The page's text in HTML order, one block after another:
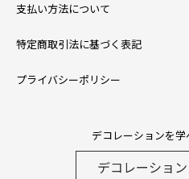
支払い方法について
特定商取引法に基づく表記
プライバシーポリシー
デコレーションを
デコレーショ